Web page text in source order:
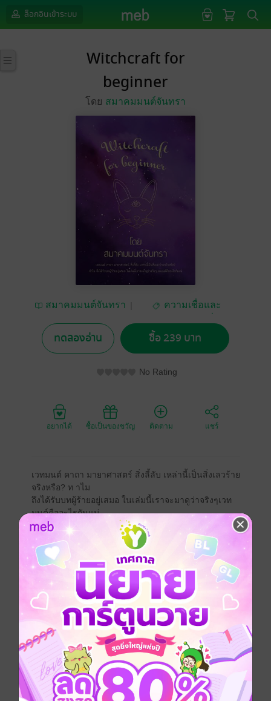
ล็อกอินเข้าระบบ
Witchcraft for
beginner
โดย สมาคมมนต์จันทรา
สมาคมมนต์จันทรา
ความเชื่อและ
ทดลองอ่าน ซื้อ 239 บาท
No Rating
อยากได้ ซื้อเป็นของขวัญ ติดตาม แชร์
เวทมนต์ คาถา มายาศาสตร์ สิ่งลี้ลับ เหล่านี้เป็นสิ่งเลวร้าย
จริงหรือ? ท าไม
ถึงได้รับบทผู้ร้ายอยู่เสมอ ในเล่มนี้เราจะมาดูว่าจริงๆเวท
มนต์คืออะไรกันแน่
นอกจากนี้ในเล่มยังมีข้อมูลเนื้อหาเบื้องต้นอันจะเป็น
ประโยชน์แก่ผู้สนใจเป็นอัน
มาก ทั้งพิธีกรรม คาถามนตราเบื้องต้น ความรู้ทางศาสตร์
แม่มด แนวคิดของผู้เขียน
ในศาสตร์ ประสบการณ์การเรียนรู้ในศาสตร์ และอื่นๆอีก
มาก
ทางผู้เขียนหวังเป็นอย่างยิ่งว่า ท่านผู้อ่านที่รักทั้งหลายจะ
ได้รับประโยชน์ไป
ใช้ได้บ้างไม่มากก็น้อย ทางผู้เขียนไม่ได้หวังว่าจะชี้น า
หรือสั่งสอนใครให้ได้ดี แต่จะ
ยินดียิ่งหากว่าท่านผู้อ่านได้น าไปใช้แล้ววิวัฒน์ตนเองจน
กระทั่งค้นพบหนทางแห่ง
จิตวิญญาณด้วยตนเองได้